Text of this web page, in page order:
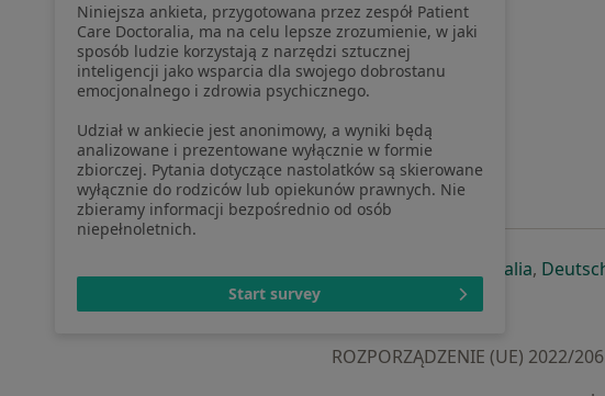
Jak działają wyniki wyszukiwania
Dostępność
O nas
Praca Rekrutujemy!
Partnerzy
Centrum prasowe
Kontakt
otwiera się w nowej karcie
otwiera się w nowej
otwiera się w
Italiaotwiera
,
ROZPORZĄDZENIE (UE) 2022/
Niniejsza ankieta, przygotowana przez zespół Patient
Care Doctoralia, ma na celu lepsze zrozumienie, w jaki
sposób ludzie korzystają z narzędzi sztucznej
inteligencji jako wsparcia dla swojego dobrostanu
emocjonalnego i zdrowia psychicznego.
Udział w ankiecie jest anonimowy, a wyniki będą
analizowane i prezentowane wyłącznie w formie
zbiorczej. Pytania dotyczące nastolatków są skierowane
wyłącznie do rodziców lub opiekunów prawnych. Nie
zbieramy informacji bezpośrednio od osób
niepełnoletnich.
Start survey